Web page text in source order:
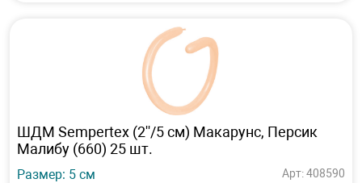
ШДМ Sempertex (2''/5 см) Макарунс, Персик
Малибу (660) 25 шт.
Размер: 5 см
Арт: 408590